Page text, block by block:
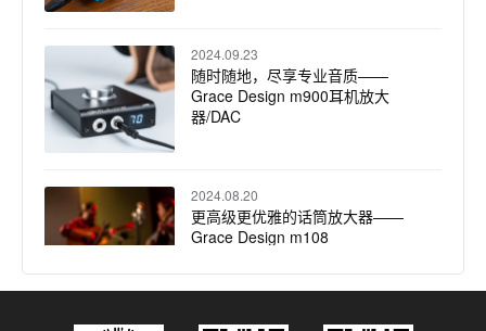
2024.09.23
随时随地，尽享专业音质——
Grace Design m900耳机放大
器/DAC
2024.08.20
更高级更优雅的话筒放大器——
Grace Design m108